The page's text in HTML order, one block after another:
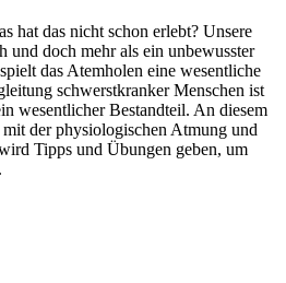
hat das nicht schon erlebt? Unsere
und doch mehr als ein unbewusster
das Atemholen eine wesentliche
schwerstkranker Menschen ist
wesentlicher Bestandteil. An diesem
der physiologischen Atmung und
Tipps und Übungen geben, um